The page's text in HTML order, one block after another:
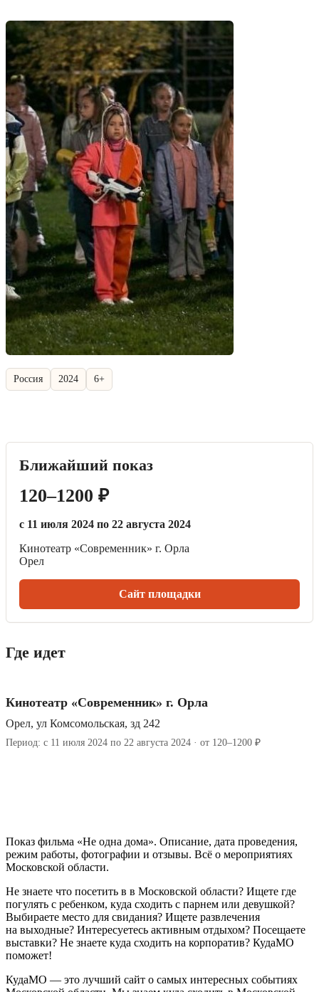
Россия 2024 6+
Ближайший показ
120–1200 ₽
с 11 июля 2024 по 22 августа 2024
Кинотеатр «Современник» г. Орла
Орел
Сайт площадки
Где идет
Кинотеатр «Современник» г. Орла
Орел, ул Комсомольская, зд 242
Период: с 11 июля 2024 по 22 августа 2024 · от 120–1200 ₽
Показ фильма «Не одна дома». Описание, дата проведения,
режим работы, фотографии и отзывы. Всё о мероприятиях
Московской области.
Не знаете что посетить в в Московской области? Ищете где
погулять с ребенком, куда сходить с парнем или девушкой?
Выбираете место для свидания? Ищете развлечения
на выходные? Интересуетесь активным отдыхом? Посещаете
выставки? Не знаете куда сходить на корпоратив? КудаМО
поможет!
КудаМО — это лучший сайт о самых интересных событиях